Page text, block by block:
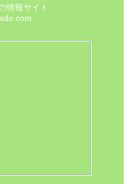
情報サイト